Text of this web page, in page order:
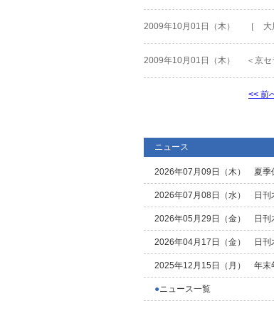
2009年10月01日（木） ［
2009年10月01日（木） ＜京
<< 前
ニュース
2026年07月09日（木） 夏季
2026年07月08日（水） 日
2026年05月29日（金） 日
2026年04月17日（金） 日
2025年12月15日（月） 年末
●ニュース一覧